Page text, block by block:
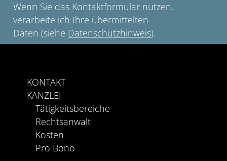
Wenn Sie das Kontaktformular nutzen,
verarbeite ich Ihre übermittelten
Daten (siehe Datenschutzhinweis).
KONTAKT
KANZLEI
Tätigkeitsbereiche
Rechtsanwalt
Kosten
Pro Bono